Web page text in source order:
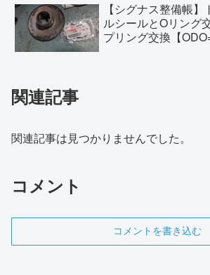
【シグナス整備帳
ルシールとOリング
プリング交換【
関連記事
関連記事は見つかりませんでした。
コメント
コメントを書き込む